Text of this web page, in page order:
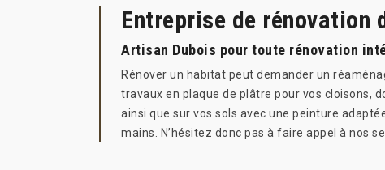
Entreprise de rénovation
Artisan Dubois pour toute rénovation
Rénover un habitat peut demander un
travaux en plaque de plâtre pour vos cloisons,
ainsi que sur vos sols avec une peinture
mains. N’hésitez donc pas à faire appel à nos